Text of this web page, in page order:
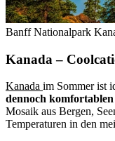
Banff Nationalpark
Kanada –
Kanada im Sommer ist
dennoch
Mosaik aus Bergen,
Temperaturen in den